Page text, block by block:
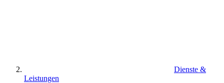
Dienste &
Leistungen